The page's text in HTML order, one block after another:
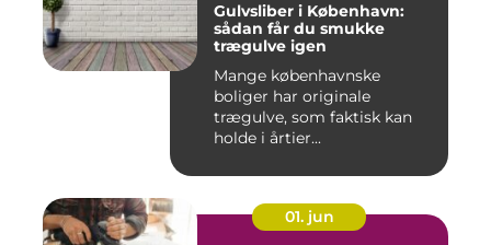
Gulvsliber i København:
sådan får du smukke
trægulve igen
Mange københavnske
boliger har originale
trægulve, som faktisk kan
holde i årtier...
01. jun